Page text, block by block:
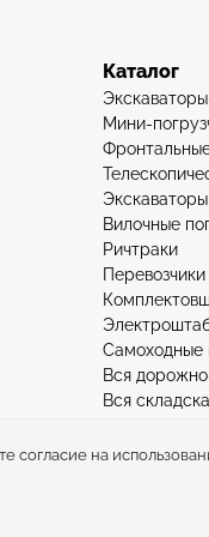
Каталог
Мини-
Экскаваторы
Вилочные
Ричтраки
Самоходные
Вся
Вся
и дорожно-
согласие на